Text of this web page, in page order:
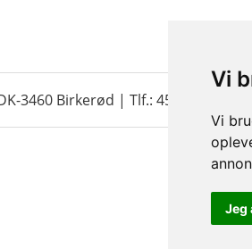
Vi
Vi
Jeg
3460 Birkerød | Tlf.: 45 35 24 12